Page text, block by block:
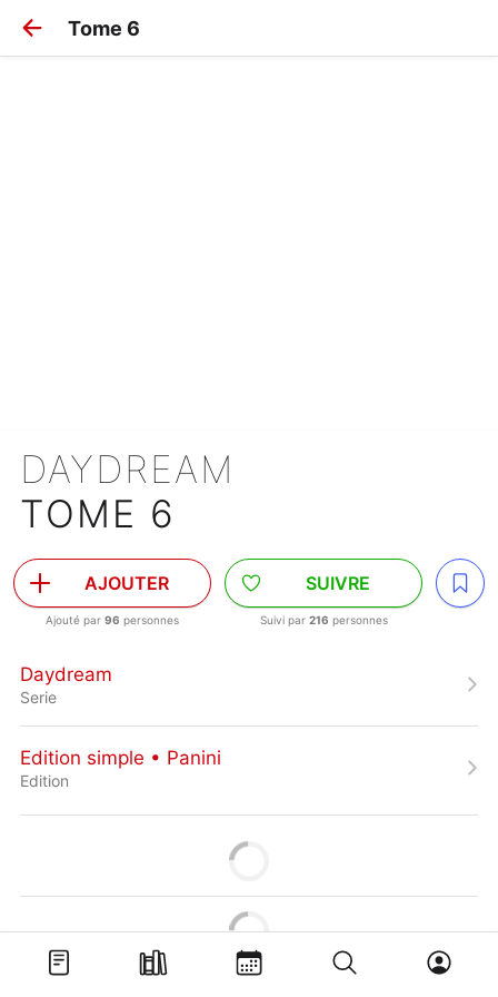
Tome 6
DAYDREAM
TOME 6
AJOUTER
Ajouté par 96 personnes
SUIVRE
Suivi par 216 personnes
Daydream
Serie
Edition simple • Panini
Edition